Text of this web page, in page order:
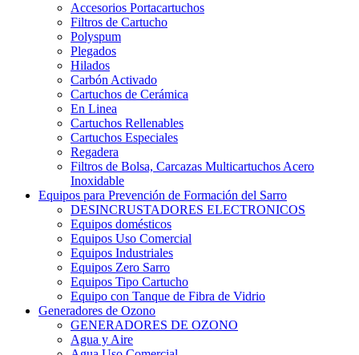
Accesorios Portacartuchos
Filtros de Cartucho
Polyspum
Plegados
Hilados
Carbón Activado
Cartuchos de Cerámica
En Linea
Cartuchos Rellenables
Cartuchos Especiales
Regadera
Filtros de Bolsa, Carcazas Multicartuchos Acero
Inoxidable
Equipos para Prevención de Formación del Sarro
DESINCRUSTADORES ELECTRONICOS
Equipos domésticos
Equipos Uso Comercial
Equipos Industriales
Equipos Zero Sarro
Equipos Tipo Cartucho
Equipo con Tanque de Fibra de Vidrio
Generadores de Ozono
GENERADORES DE OZONO
Agua y Aire